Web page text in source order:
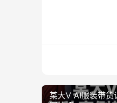
某大V AI服装带货